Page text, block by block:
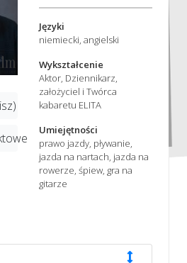
Języki
niemiecki, angielski
Wykształcenie
Aktor, Dziennikarz,
założyciel i Twórca
kabaretu ELITA
Umiejętności
prawo jazdy, pływanie,
jazda na nartach, jazda na
rowerze, śpiew, gra na
gitarze